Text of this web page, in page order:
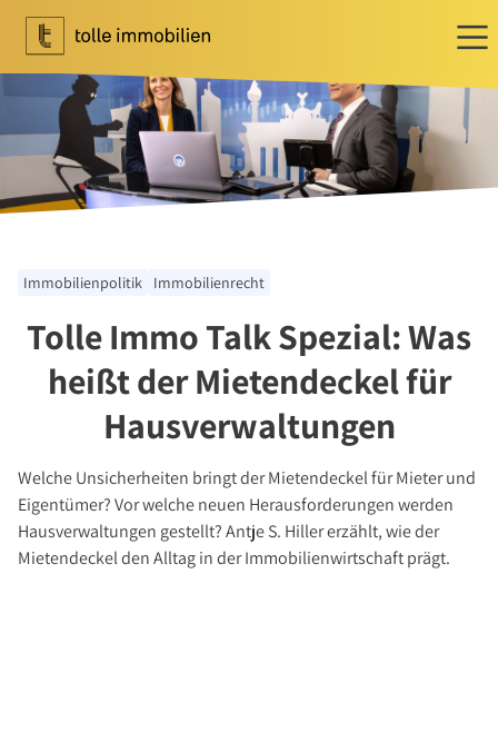
Wohnen
Ihr Makler für Wohnen
Immobilie bewerten
Immobilie verkaufen
Tippgeber
Newsletter Wohnen
Ihr Makler für Investment
Marktbericht 2025/2026
Referenzen
Investment Suchauftrag
Newsletter Investment
Immobilienpolitik Immobilienrecht
Tolle Immo Talk Spezial: Was
heißt der Mietendeckel für
Hausverwaltungen
Welche Unsicherheiten bringt der Mietendeckel für Mieter und
Eigentümer? Vor welche neuen Herausforderungen werden
Hausverwaltungen gestellt? Antje S. Hiller erzählt, wie der
Mietendeckel den Alltag in der Immobilienwirtschaft prägt.